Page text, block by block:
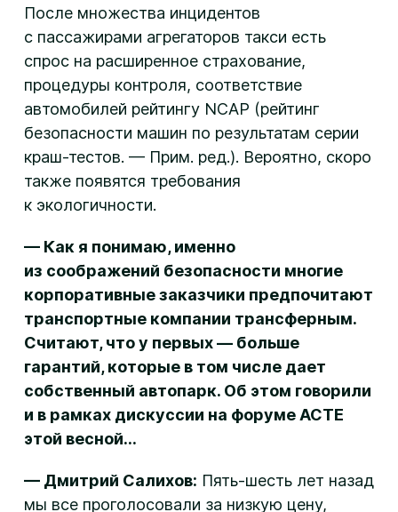
После множества инцидентов
с пассажирами агрегаторов такси есть
спрос на расширенное страхование,
процедуры контроля, соответствие
автомобилей рейтингу NCAP (рейтинг
безопасности машин по результатам серии
краш-тестов. — Прим. ред.). Вероятно, скоро
также появятся требования
к экологичности.
— Как я понимаю, именно
из соображений безопасности многие
корпоративные заказчики предпочитают
транспортные компании трансферным.
Считают, что у первых — больше
гарантий, которые в том числе дает
собственный автопарк. Об этом говорили
и в рамках дискуссии на форуме ACTE
этой весной...
— Дмитрий Салихов: Пять-шесть лет назад
мы все проголосовали за низкую цену,